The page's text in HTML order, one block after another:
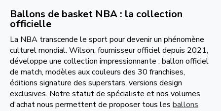
Ballons de basket NBA : la collection
officielle
La NBA transcende le sport pour devenir un phénomène
culturel mondial. Wilson, fournisseur officiel depuis 2021,
développe une collection impressionnante : ballon officiel
de match, modèles aux couleurs des 30 franchises,
éditions signature des superstars, versions design
exclusives. Notre statut de spécialiste et nos volumes
d'achat nous permettent de proposer tous les ballons